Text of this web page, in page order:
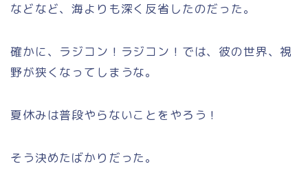
などなど、海よりも深く反省したのだった。
確かに、ラジコン！ラジコン！では、彼の世界、視
野が狭くなってしまうな。
夏休みは普段やらないことをやろう！
そう決めたばかりだった。